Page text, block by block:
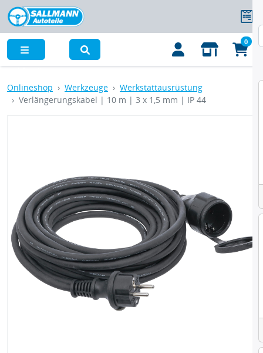
0
Onlineshop Werkzeuge
Werkstattausrüstung
Verlängerungskabel | 10 m | 3 x 1,5 mm | IP 44